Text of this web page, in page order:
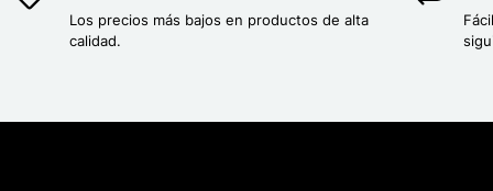
Los precios más bajos en productos de alta
calidad.